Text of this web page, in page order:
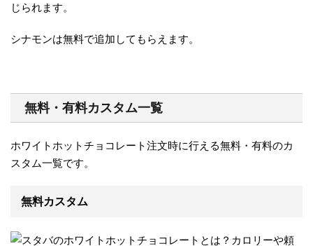
じられます。
シナモンは無料で追加してもらえます。
無料・有料カスタム一覧
ホワイトホットチョコレート注文時に行える無料・有料のカ
スタム一覧です。
無料カスタム